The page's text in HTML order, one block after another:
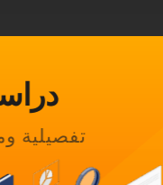
تفصيلية